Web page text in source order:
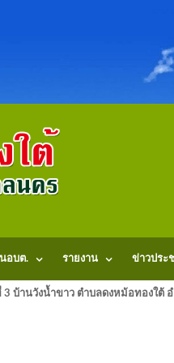
อบต. รายงาน ข่าวประ
บ้านวังน้ำขาว ตำบลดงหม้อทองใต้